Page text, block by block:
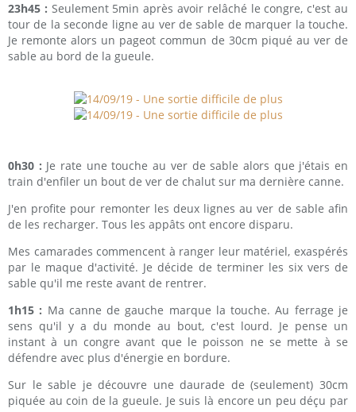
23h45 : Seulement 5min après avoir relâché le congre, c'est au
tour de la seconde ligne au ver de sable de marquer la touche.
Je remonte alors un pageot commun de 30cm piqué au ver de
sable au bord de la gueule.
0h30 : Je rate une touche au ver de sable alors que j'étais en
train d'enfiler un bout de ver de chalut sur ma dernière canne.
J'en profite pour remonter les deux lignes au ver de sable afin
de les recharger. Tous les appâts ont encore disparu.
Mes camarades commencent à ranger leur matériel, exaspérés
par le maque d'activité. Je décide de terminer les six vers de
sable qu'il me reste avant de rentrer.
1h15 : Ma canne de gauche marque la touche. Au ferrage je
sens qu'il y a du monde au bout, c'est lourd. Je pense un
instant à un congre avant que le poisson ne se mette à se
défendre avec plus d'énergie en bordure.
Sur le sable je découvre une daurade de (seulement) 30cm
piquée au coin de la gueule. Je suis là encore un peu déçu par